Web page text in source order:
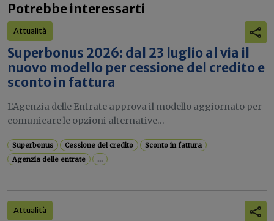
Potrebbe interessarti
Attualità
Superbonus 2026: dal 23 luglio al via il
nuovo modello per cessione del credito e
sconto in fattura
L'Agenzia delle Entrate approva il modello aggiornato per
comunicare le opzioni alternative...
Superbonus Cessione del credito
Sconto in fattura
Agenzia delle entrate
...
Attualità